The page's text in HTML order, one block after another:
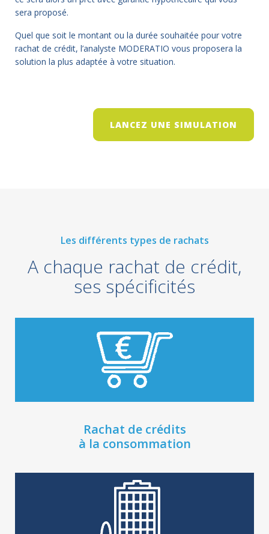
sera proposé.
Quel que soit le montant ou la durée souhaitée pour votre
rachat de crédit, l’analyste MODERATIO vous proposera la
solution la plus adaptée à votre situation.
LANCEZ UNE SIMULATION
Les différents types de rachats
A chaque rachat de crédit,
ses spécificités
Rachat de crédits
à la consommation